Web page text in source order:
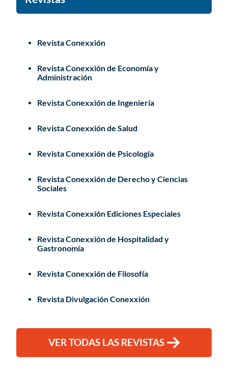
Revista Conexxión
Revista Conexxión de Economía y
Administración
Revista Conexxión de Ingeniería
Revista Conexxión de Salud
Revista Conexxión de Psicología
Revista Conexxión de Derecho y Ciencias
Sociales
Revista Conexxión Ediciones Especiales
Revista Conexxión de Hospitalidad y
Gastronomía
Revista Conexxión de Filosofía
Revista Divulgación Conexxión
VER TODAS LAS REVISTAS